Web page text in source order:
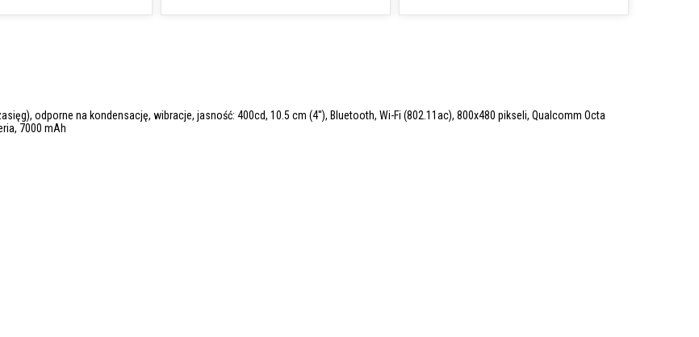
odporne na kondensację, wibracje, jasność: 400cd, 10.5 cm (4''), Bluetooth, Wi-Fi (802.11ac), 800x480 pikseli, Qualcomm Octa
7000 mAh